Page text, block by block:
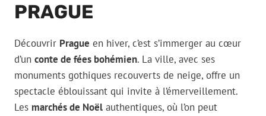
PRAGUE
Découvrir Prague en hiver, c’est s’immerger au cœur
d’un conte de fées bohémien. La ville, avec ses
monuments gothiques recouverts de neige, offre un
spectacle éblouissant qui invite à l’émerveillement.
Les marchés de Noël authentiques, où l’on peut